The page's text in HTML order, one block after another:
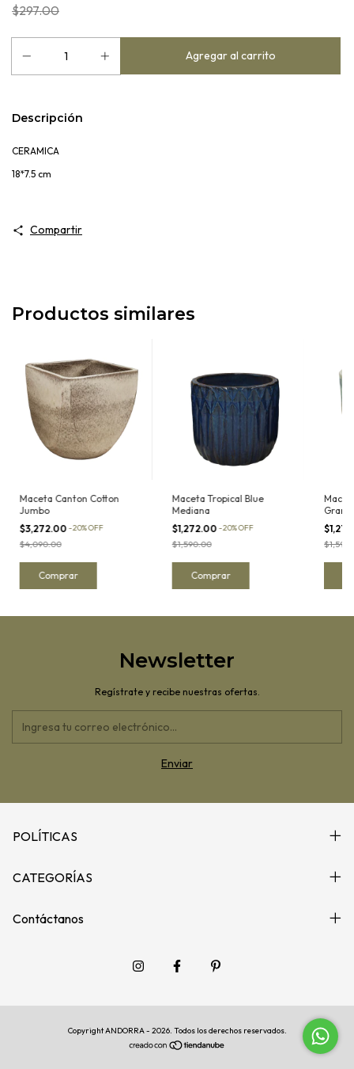
$297.00
Descripción
CERAMICA
18*7.5 cm
Compartir
Productos similares
Maceta Canton Cotton
Jumbo
$3,272.00 -20%OFF
$4,090.00
Maceta Tropical Blue
Mediana
$1,272.00 -20%OFF
$1,590.00
Newsletter
Regístrate y recibe nuestras ofertas.
POLÍTICAS
CATEGORÍAS
Contáctanos
Copyright ANDORRA - 2026. Todos los derechos reservados.